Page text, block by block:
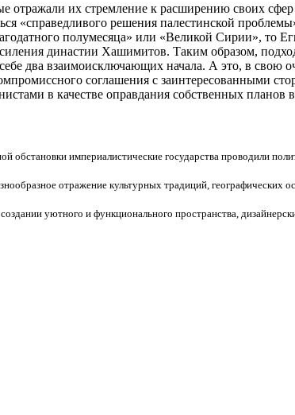
их стремление к расширению своих
«справедливого решения палестинской
полумесяца» или «Великой Сирии», то
династии Хашимитов. Таким образом,
два взаимоисключающих начала. А это, в свою
соглашения с заинтересованными
в качестве оправдания собственных
обстановки империалистические государства проводили
отражение культурных традиций, географических
уютного и функционального пространства,